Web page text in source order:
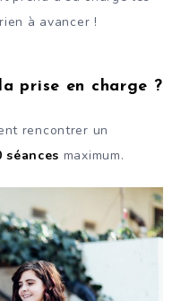
à avancer !
prise en charge ?
rencontrer un
séances maximum.